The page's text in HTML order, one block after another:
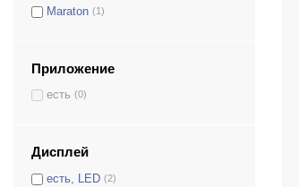
Maraton (1)
Приложение
есть (0)
Дисплей
есть, LED (2)